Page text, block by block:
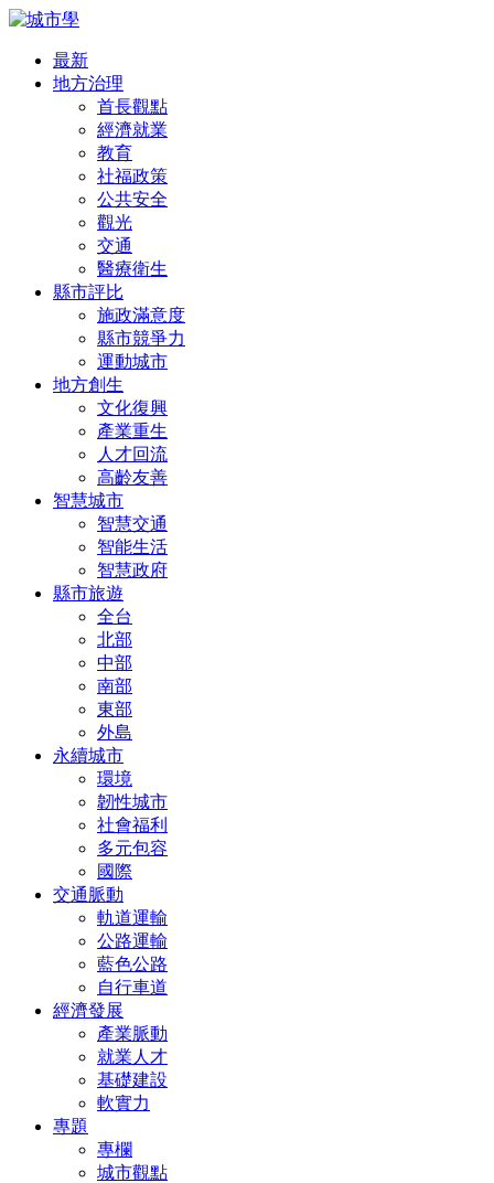
最新
地方治理
首長觀點
經濟就業
教育
社福政策
公共安全
觀光
交通
醫療衛生
縣市評比
施政滿意度
縣市競爭力
運動城市
地方創生
文化復興
產業重生
人才回流
高齡友善
智慧城市
智慧交通
智能生活
智慧政府
縣市旅遊
全台
北部
中部
南部
東部
外島
永續城市
環境
韌性城市
社會福利
多元包容
國際
交通脈動
軌道運輸
公路運輸
藍色公路
自行車道
經濟發展
產業脈動
就業人才
基礎建設
軟實力
專題
專欄
城市觀點